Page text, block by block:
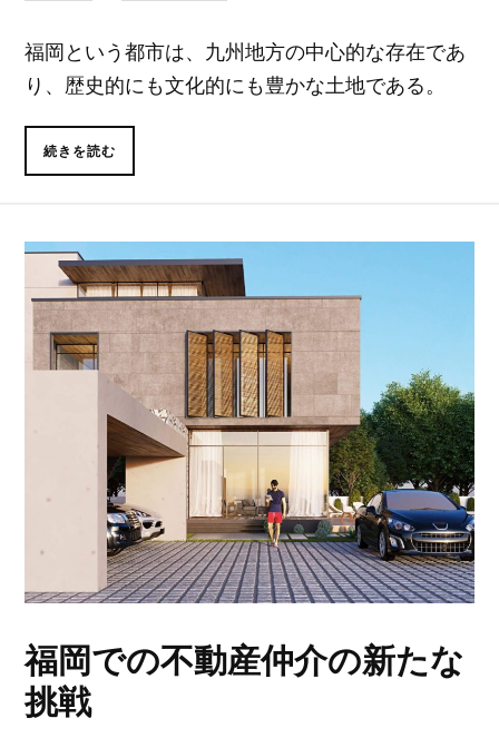
福岡という都市は、九州地方の中心的な存在であ
り、歴史的にも文化的にも豊かな土地である。
続きを読む
福岡での不動産仲介の新たな
挑戦